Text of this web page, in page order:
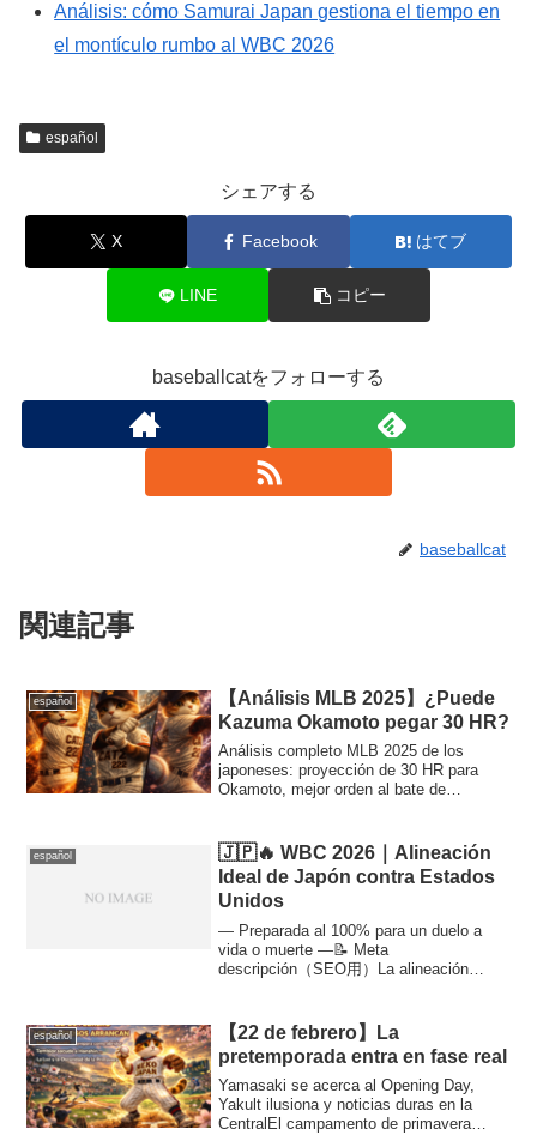
Análisis: cómo Samurai Japan gestiona el tiempo en
el montículo rumbo al WBC 2026
español
シェアする
X Facebook はてブ
LINE コピー
baseballcatをフォローする
baseballcat
関連記事
español
【Análisis MLB 2025】¿Puede
Kazuma Okamoto pegar 30 HR?
Análisis completo MLB 2025 de los
japoneses: proyección de 30 HR para
Okamoto, mejor orden al bate de
posición actual y su techo máximo.
español
🇯🇵🔥 WBC 2026｜Alineación
Ideal de Japón contra Estados
Unidos
— Preparada al 100% para un duelo a
vida o muerte —📝 Meta
descripción（SEO用）La alineación
español
【22 de febrero】La
pretemporada entra en fase real
Yamasaki se acerca al Opening Day,
Yakult ilusiona y noticias duras en la
CentralEl campamento de primavera